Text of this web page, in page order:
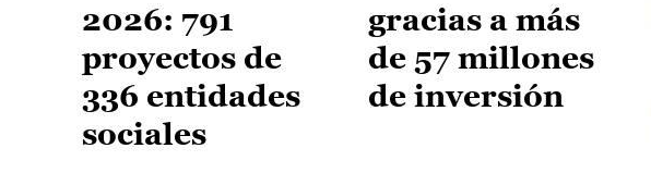
2026: 791
proyectos de
336 entidades
sociales
gracias a más
de 57 millones
de inversión